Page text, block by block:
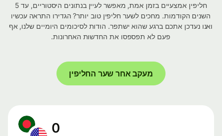
חליפין אמצעיים בזמן אמת, מאפשר לעיין בנתונים היסטוריים, עד 5
השנים הקודמות. מחכים לשער חליפין טוב יותר? הגדירו התראה עכשיו
ואנו נעדכן אתכם ברגע שהוא ישתפר. הודות לסיכומים היומיים שלנו, אף
פעם לא תפספסו את החדשות האחרונות.
מעקב אחר שער החליפין